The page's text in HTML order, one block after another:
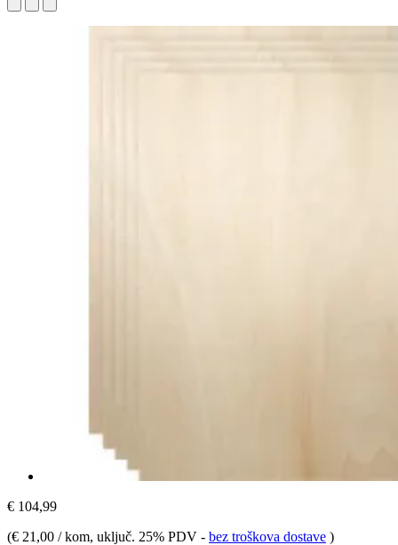
€ 104,99
(€ 21,00 / kom, uključ. 25% PDV - bez troškova dostave )